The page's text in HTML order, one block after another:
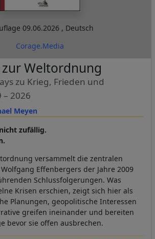
09.06.2026 , Deutsch
Corage.Media
Meyen
Weltordnung
zu Krieg, Frieden und
– 2026
zufällig.
versammelt die zentralen
Effenbergers der Jahre 2009
Schlussfolgerungen. Was
Krisen erschien, zeigt sich hier als
Planungen, geopolitische Interessen
greifen ineinander und bereiten
bevor sie offen ausbrechen.